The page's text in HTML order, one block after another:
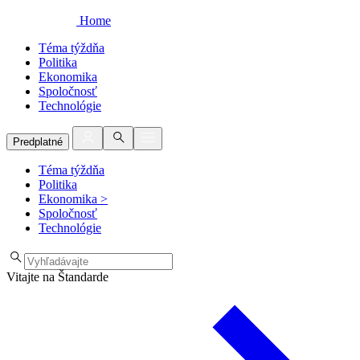
Home
Téma týždňa
Politika
Ekonomika
Spoločnosť
Technológie
Predplatné
Téma týždňa
Politika
Ekonomika >
Spoločnosť
Technológie
Vitajte na Štandarde